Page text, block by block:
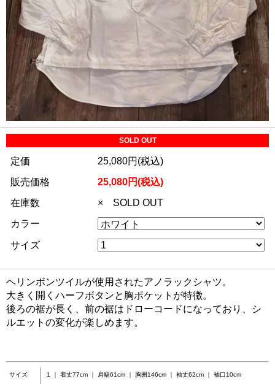
SOLD OUT
定価
25,080円(税込)
販売価格
25,080円(税込)
在庫数
× SOLD OUT
カラー
サイズ
ヘリンボンツイルが使用されたアノラックシャツ。
大きく開くハーフボタンと胸ポケットが特徴。
後ろの裾が長く、前の裾はドローコードになっており、シ
ルエットの変化が楽しめます。
サイズ 1 ｜ 着丈77cm ｜ 肩幅61cm ｜ 胸囲146cm ｜ 袖丈62cm ｜ 袖口10cm